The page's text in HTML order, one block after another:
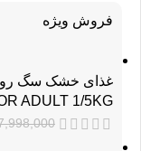
فروش ویژه
ADULT 1/5KG